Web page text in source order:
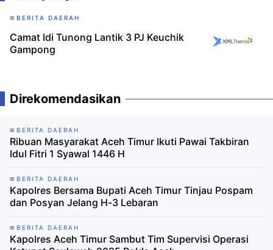
BERITA DAERAH
Camat Idi Tunong Lantik 3 PJ Keuchik
Gampong
Direkomendasikan
BERITA DAERAH
Ribuan Masyarakat Aceh Timur Ikuti Pawai Takbiran
Idul Fitri 1 Syawal 1446 H
BERITA DAERAH
Kapolres Bersama Bupati Aceh Timur Tinjau Pospam
dan Posyan Jelang H-3 Lebaran
BERITA DAERAH
Kapolres Aceh Timur Sambut Tim Supervisi Operasi